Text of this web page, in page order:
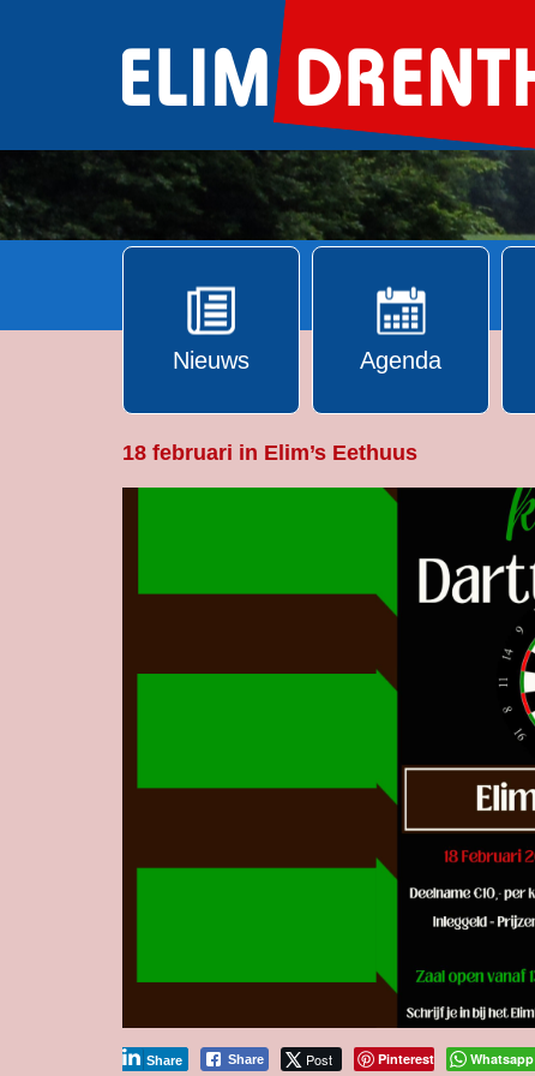
Nieuws Agenda
18 februari in Elim’s Eethuus
Share Post
Share Pinterest Whatsapp